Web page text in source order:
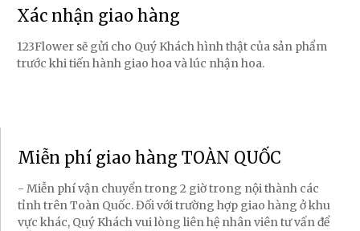
Xác nhận giao hàng
123Flower sẽ gửi cho Quý Khách hình thật của sản phẩm
trước khi tiến hành giao hoa và lúc nhận hoa.
Miễn phí giao hàng TOÀN QUỐC
- Miễn phí vận chuyển trong 2 giờ trong nội thành các
tỉnh trên Toàn Quốc. Đối với trường hợp giao hàng ở khu
vực khác, Quý Khách vui lòng liên hệ nhân viên tư vấn để